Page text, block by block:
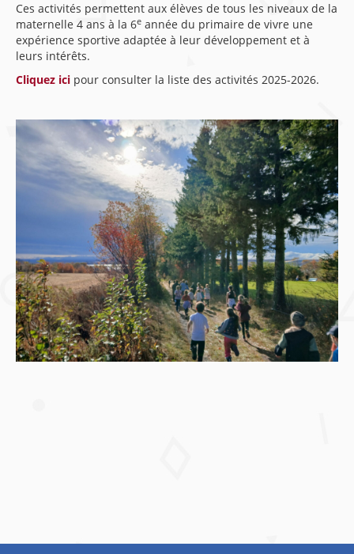
Ces activités permettent aux élèves de tous les niveaux de la
maternelle 4 ans à la 6e année du primaire de vivre une
expérience sportive adaptée à leur développement et à
leurs intérêts.
Cliquez ici pour consulter la liste des activités 2025-2026.